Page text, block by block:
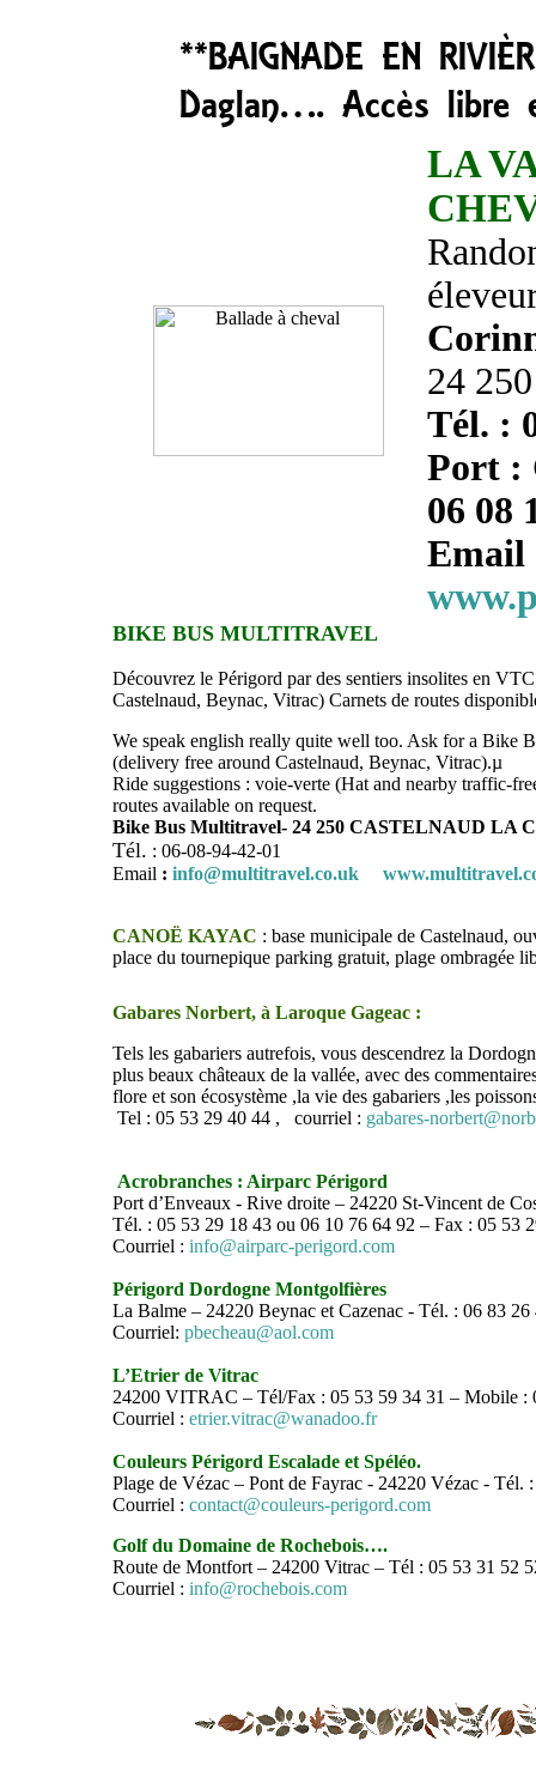
**BAIGNADE EN
Daglan…. Accès libre
LA
24
Tél. :
Port :
06 08
BIKE BUS MULTITRAVEL
Découvrez le Périgord par des sentiers insolites en
Castelnaud, Beynac, Vitrac) Carnets de routes
We speak english really quite well too. Ask for a Bike
(delivery free around Castelnaud, Beynac, Vitrac).µ
Ride suggestions : voie-verte (Hat and nearby traffic-
routes available on request.
Bike Bus Multitravel- 24 250 CASTELNAUD LA
Tél. : 06-08-94-42-01
Email : info@multitravel.co.uk
CANOË KAYAC : base municipale de Castelnaud,
place du tournepique parking gratuit, plage ombragée
Gabares Norbert, à Laroque Gageac :
Tels les gabariers autrefois, vous descendrez la
plus beaux châteaux de la vallée, avec des
flore et son écosystème ,la vie des gabariers ,les
Tel : 05 53 29 40 44 , courriel : gabares-
Acrobranches : Airparc Périgord
Port d’Enveaux - Rive droite – 24220 St-Vincent de
Tél. : 05 53 29 18 43 ou 06 10 76 64 92 – Fax : 05 53
Courriel : info@airparc-perigord.com
Périgord Dordogne Montgolfières
La Balme – 24220 Beynac et Cazenac - Tél. : 06 83
Courriel: pbecheau@aol.com
L’Etrier de Vitrac
24200 VITRAC – Tél/Fax : 05 53 59 34 31 – Mobile :
Courriel : etrier.vitrac@wanadoo.fr
Couleurs Périgord Escalade et Spéléo.
Plage de Vézac – Pont de Fayrac - 24220 Vézac -
Courriel : contact@couleurs-perigord.com
Golf du Domaine de Rochebois….
Route de Montfort – 24200 Vitrac – Tél : 05 53 31 52
Courriel : info@rochebois.com